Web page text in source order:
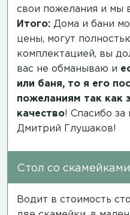
свои пожелания и мы
Итого: Дома и бани
цены, могут
комплектацией, вы
вас не обманываю и
или баня, то я его
пожеланиям так как
качество! Спасибо за
Дмитрий Глушаков!
Стол со скамейками
Водит в стоимость